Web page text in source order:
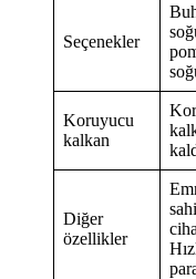
Seçenekler
Koruyucu
kalkan
Diğer
özellikler